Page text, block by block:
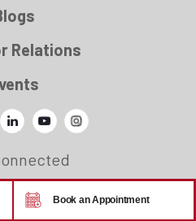
Relations
Book an Appointment